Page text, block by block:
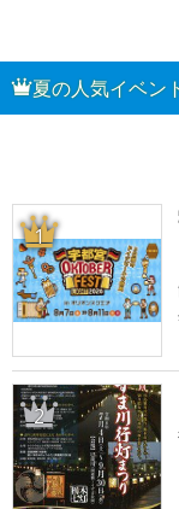
夏の人気イベン
1
2